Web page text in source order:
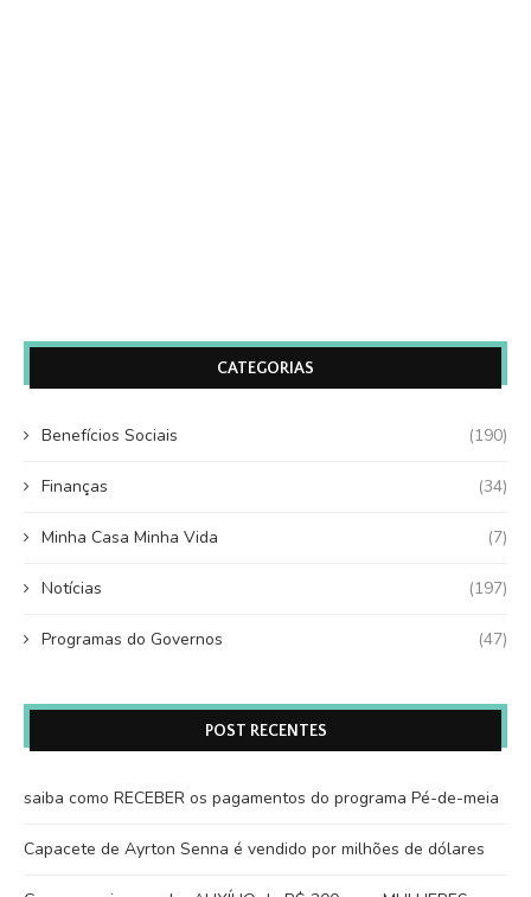
CATEGORIAS
Benefícios Sociais (190)
Finanças (34)
Minha Casa Minha Vida (7)
Notícias (197)
Programas do Governos (47)
POST RECENTES
saiba como RECEBER os pagamentos do programa Pé-de-meia
Capacete de Ayrton Senna é vendido por milhões de dólares